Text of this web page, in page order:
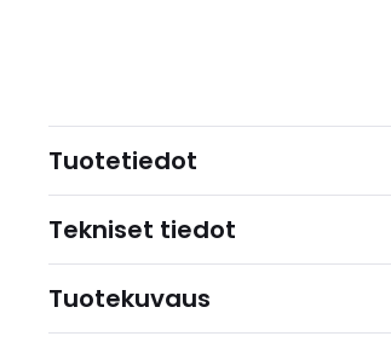
Tuotetiedot
Tekniset tiedot
Tuotekuvaus